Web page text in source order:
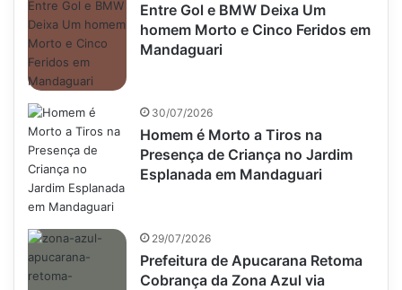
Entre Gol e BMW Deixa Um
homem Morto e Cinco Feridos em
Mandaguari
30/07/2026
Homem é Morto a Tiros na
Presença de Criança no Jardim
Esplanada em Mandaguari
29/07/2026
Prefeitura de Apucarana Retoma
Cobrança da Zona Azul via